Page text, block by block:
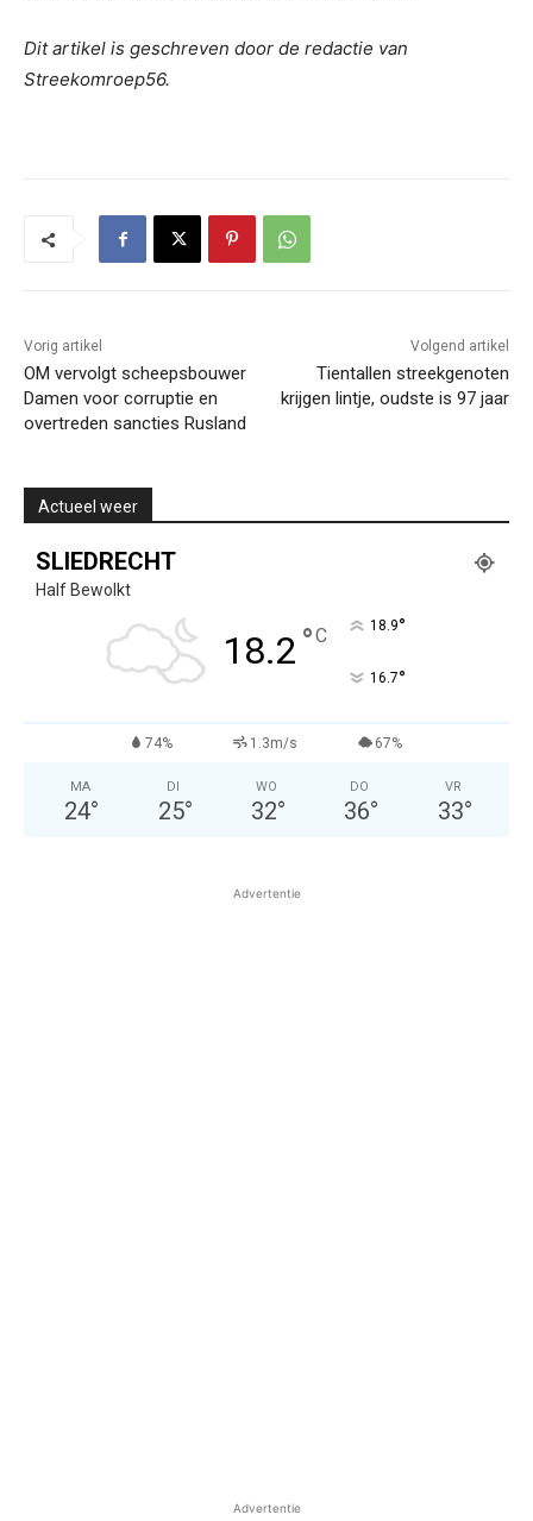
Dit artikel is geschreven door de redactie van
Streekomroep56.
Vorig artikel
OM vervolgt scheepsbouwer
Damen voor corruptie en
overtreden sancties Rusland
Volgend artikel
Tientallen streekgenoten
krijgen lintje, oudste is 97 jaar
Actueel weer
SLIEDRECHT
Half Bewolkt
18.2 °C 18.9°
16.7°
74% 1.3m/s 67%
MA
24°
DI
25°
WO
32°
DO
36°
VR
33°
Advertentie
Advertentie